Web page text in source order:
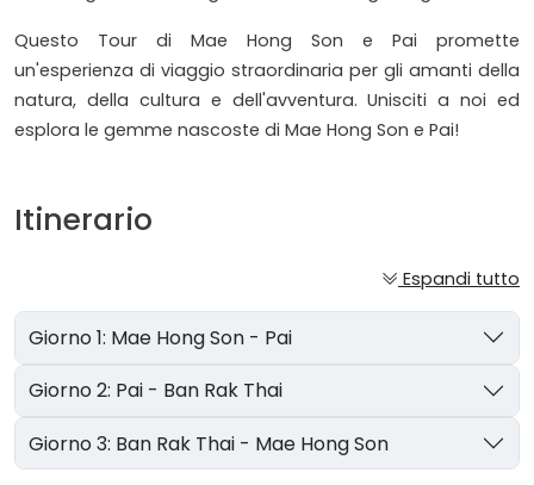
Questo Tour di Mae Hong Son e Pai promette
un'esperienza di viaggio straordinaria per gli amanti della
natura, della cultura e dell'avventura. Unisciti a noi ed
esplora le gemme nascoste di Mae Hong Son e Pai!
Itinerario
Espandi tutto
Giorno 1: Mae Hong Son - Pai
Giorno 2: Pai - Ban Rak Thai
Giorno 3: Ban Rak Thai - Mae Hong Son